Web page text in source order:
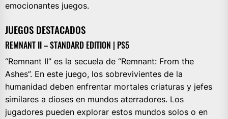
emocionantes juegos.
JUEGOS DESTACADOS
REMNANT II – STANDARD EDITION | PS5
“Remnant II” es la secuela de “Remnant: From the
Ashes”. En este juego, los sobrevivientes de la
humanidad deben enfrentar mortales criaturas y jefes
similares a dioses en mundos aterradores. Los
jugadores pueden explorar estos mundos solos o en